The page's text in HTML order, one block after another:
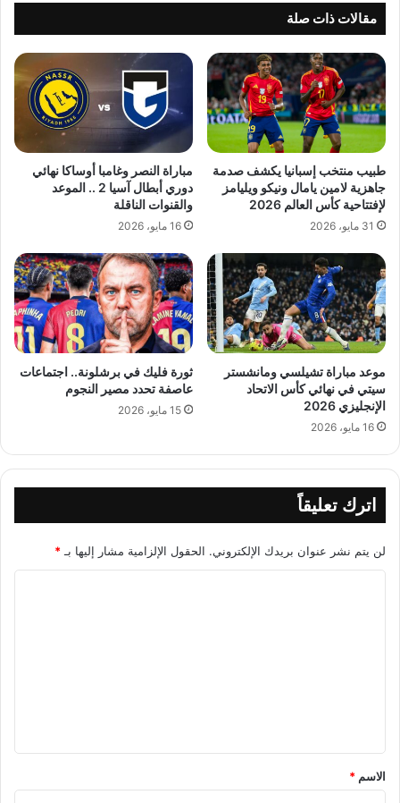
مقالات ذات صلة
طبيب منتخب إسبانيا يكشف صدمة
جاهزية لامين يامال ونيكو ويليامز
لإفتتاحية كأس العالم 2026
31 مايو، 2026
مباراة النصر وغامبا أوساكا نهائي
دوري أبطال آسيا 2 .. الموعد
والقنوات الناقلة
16 مايو، 2026
موعد مباراة تشيلسي ومانشستر
سيتي في نهائي كأس الاتحاد
الإنجليزي 2026
16 مايو، 2026
ثورة فليك في برشلونة.. اجتماعات
عاصفة تحدد مصير النجوم
15 مايو، 2026
اترك تعليقاً
لن يتم نشر عنوان بريدك الإلكتروني. الحقول الإلزامية مشار إليها بـ *
*
الاسم *